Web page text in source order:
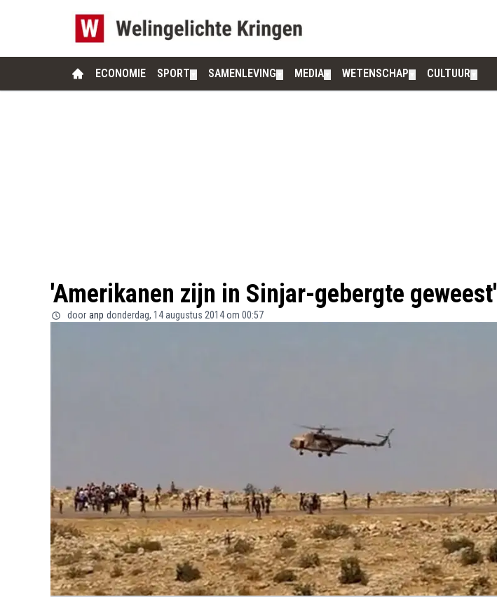
ECONOMIE SPORT SAMENLEVING MEDIA WETENSCHAP CULTUUR
'Amerikanen zijn in Sinjar-gebergte geweest'
door anp donderdag, 14 augustus 2014 om 00:57